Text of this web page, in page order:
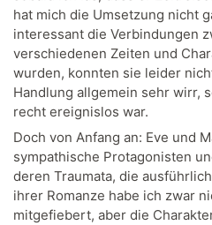
hat mich die Umsetzung nicht
interessant die Verbindungen
verschiedenen Zeiten und
wurden, konnten sie leider
Handlung allgemein sehr wirr,
recht ereignislos war.
Doch von Anfang an: Eve und
sympathische Protagonisten
deren Traumata, die
ihrer Romanze habe ich zwar
mitgefiebert, aber die